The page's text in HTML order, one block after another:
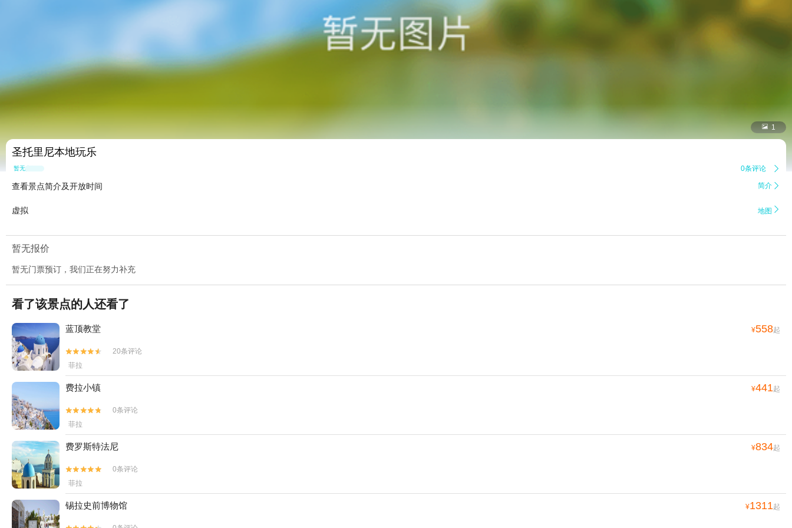
 1
圣托里尼本地玩乐
暂无点评 0条评论 
查看景点简介及开放时间 简介 
虚拟 地图 
暂无报价
暂无门票预订，我们正在努力补充
看了该景点的人还看了
蓝顶教堂 ¥558起


20条评论
菲拉
费拉小镇 ¥441起


0条评论
菲拉
费罗斯特法尼 ¥834起


0条评论
菲拉
锡拉史前博物馆 ¥1311起